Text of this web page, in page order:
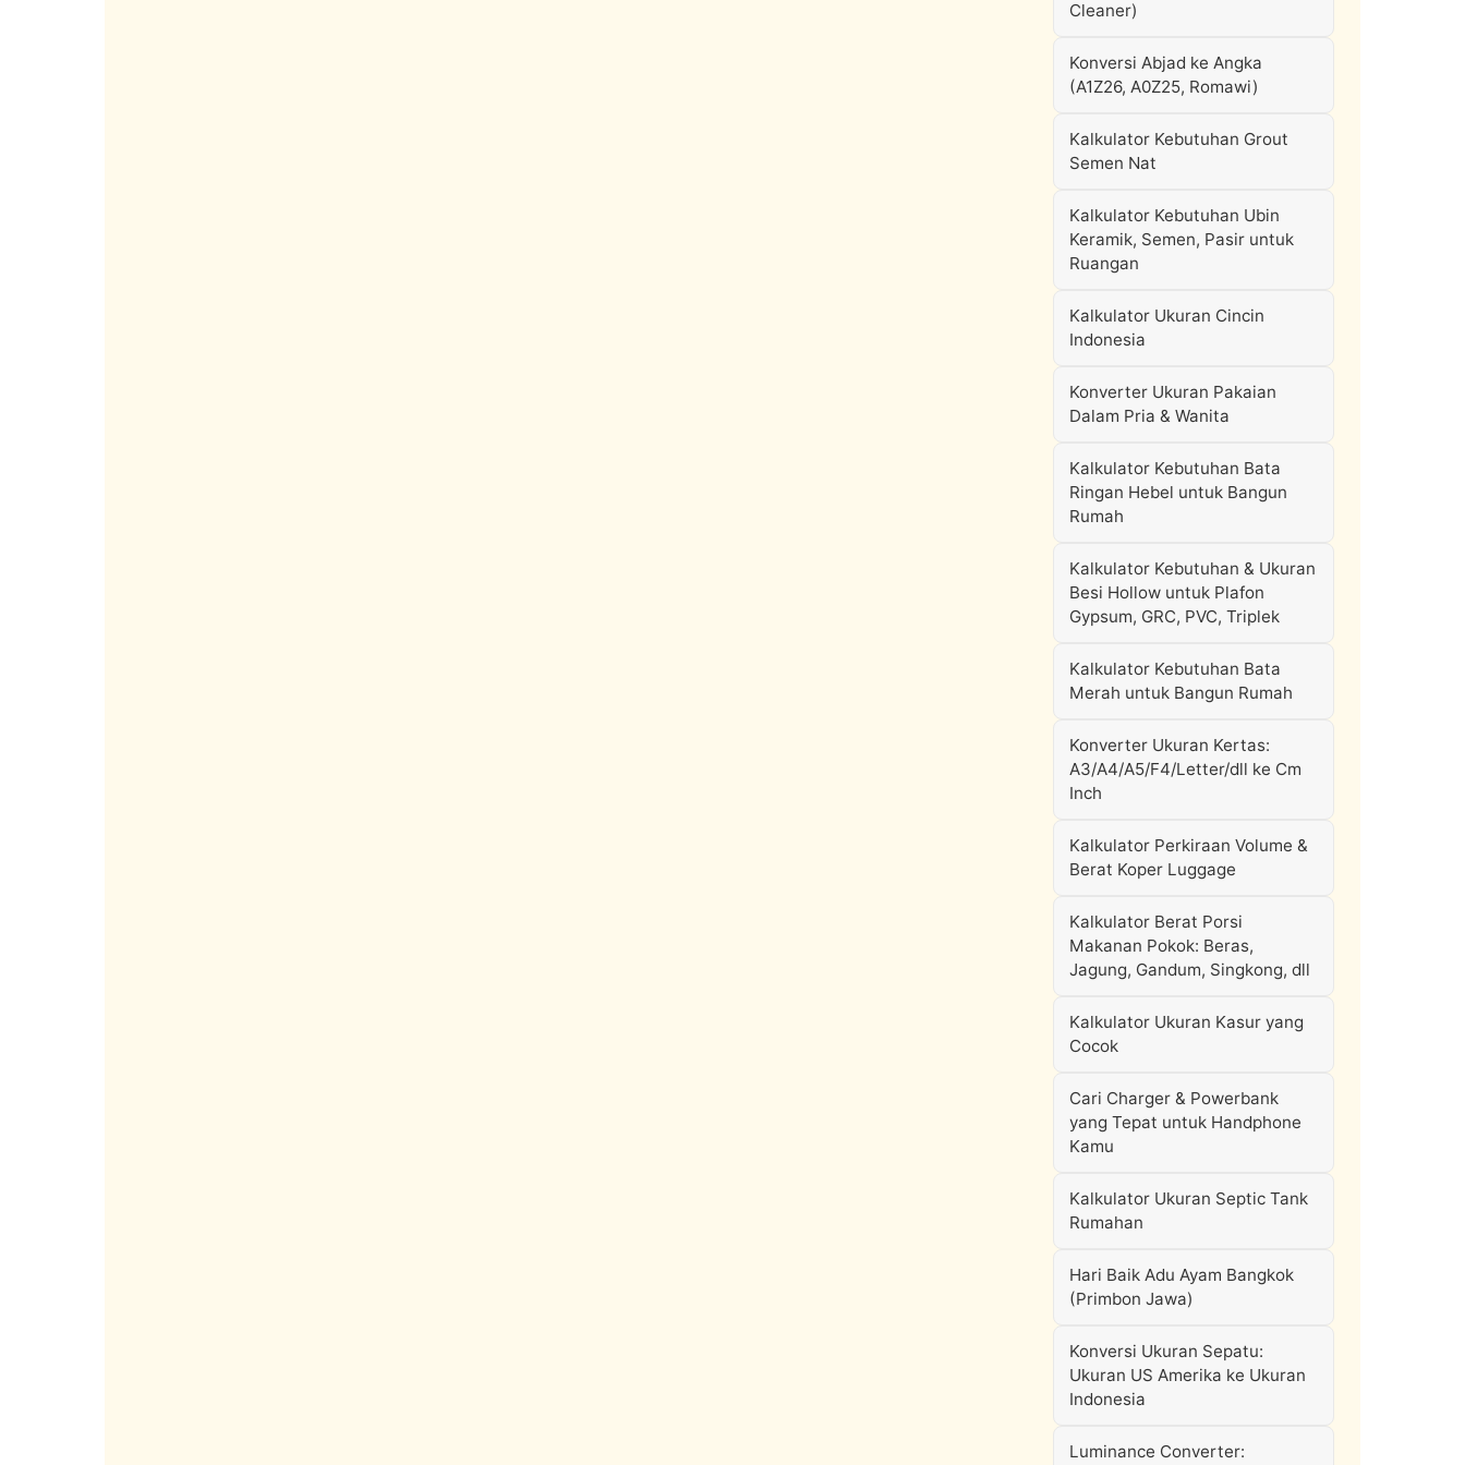
Cleaner)
Konversi Abjad ke Angka
(A1Z26, A0Z25, Romawi)
Kalkulator Kebutuhan Grout
Semen Nat
Kalkulator Kebutuhan Ubin
Keramik, Semen, Pasir untuk
Ruangan
Kalkulator Ukuran Cincin
Indonesia
Konverter Ukuran Pakaian
Dalam Pria & Wanita
Kalkulator Kebutuhan Bata
Ringan Hebel untuk Bangun
Rumah
Kalkulator Kebutuhan & Ukuran
Besi Hollow untuk Plafon
Gypsum, GRC, PVC, Triplek
Kalkulator Kebutuhan Bata
Merah untuk Bangun Rumah
Konverter Ukuran Kertas:
A3/A4/A5/F4/Letter/dll ke Cm
Inch
Kalkulator Perkiraan Volume &
Berat Koper Luggage
Kalkulator Berat Porsi
Makanan Pokok: Beras,
Jagung, Gandum, Singkong, dll
Kalkulator Ukuran Kasur yang
Cocok
Cari Charger & Powerbank
yang Tepat untuk Handphone
Kamu
Kalkulator Ukuran Septic Tank
Rumahan
Hari Baik Adu Ayam Bangkok
(Primbon Jawa)
Konversi Ukuran Sepatu:
Ukuran US Amerika ke Ukuran
Indonesia
Luminance Converter: